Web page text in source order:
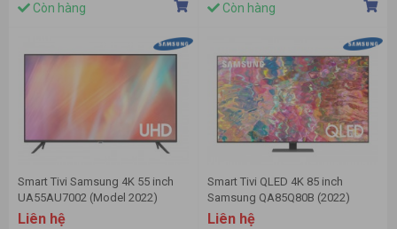
Còn hàng Còn hàng
Smart Tivi Samsung 4K 55 inch
UA55AU7002 (Model 2022)
Liên hệ
Smart Tivi QLED 4K 85 inch
Samsung QA85Q80B (2022)
Liên hệ